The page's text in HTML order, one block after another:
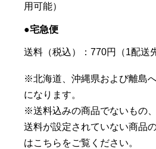
用可能）
●宅急便
送料（税込）：770円（1配送
※北海道、沖縄県および離島
になります。
※送料込みの商品でないもの
送料が設定されていない商品
はこちらをご覧ください。